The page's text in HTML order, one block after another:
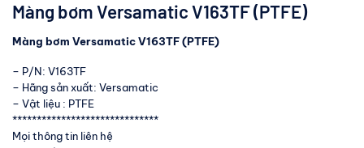
Màng bơm Versamatic V163TF (PTFE)
Màng bơm Versamatic V163TF (PTFE)
– P/N: V163TF
– Hãng sản xuất: Versamatic
– Vật liệu : PTFE
******************************
Mọi thông tin liên hệ